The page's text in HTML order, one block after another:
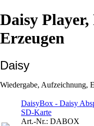
Daisy
Erzeugen
Daisy
Wiedergabe, Aufzeichnung,
DaisyBox - Daisy
SD-Karte
Art.-Nr.: DABOX